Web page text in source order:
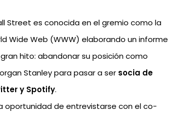
Street es conocida en el gremio como la
Wide Web (WWW) elaborando un informe
gran hito: abandonar su posición como
Stanley para pasar a ser socia de
y Spotify.
oportunidad de entrevistarse con el co-